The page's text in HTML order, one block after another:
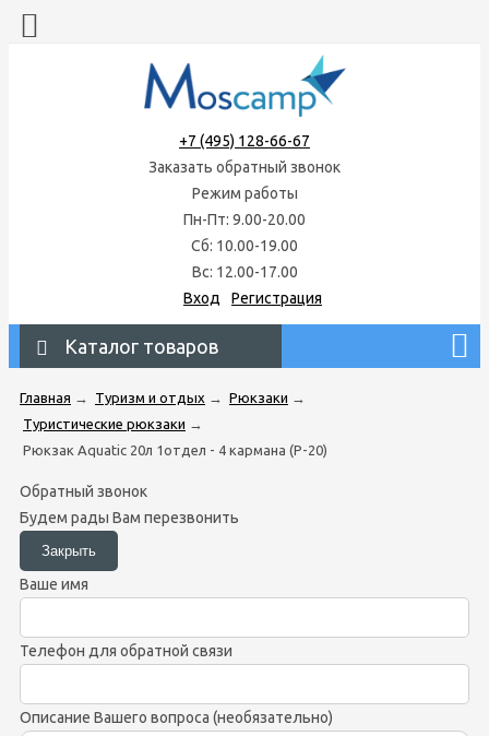
+7 (495) 128-66-67
Заказать обратный звонок
Режим работы
Пн-Пт: 9.00-20.00
Сб: 10.00-19.00
Вс: 12.00-17.00
Вход
Регистрация
Каталог товаров
Главная → Туризм и отдых → Рюкзаки →
Туристические рюкзаки →
Рюкзак Aquatic 20л 1отдел - 4 кармана (Р-20)
Обратный звонок
Будем рады Вам перезвонить
Ваше имя
Телефон для обратной связи
Описание Вашего вопроса (необязательно)